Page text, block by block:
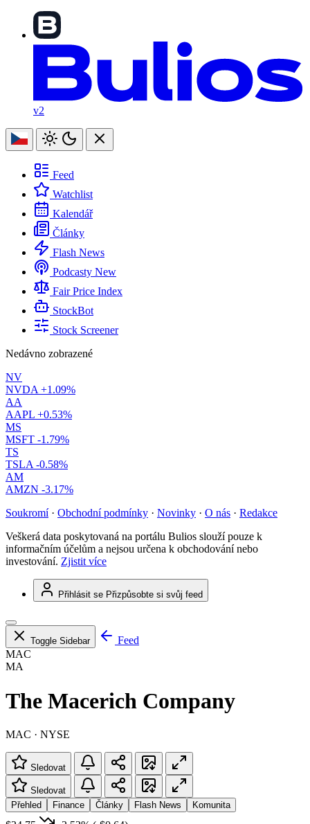
v2
Feed
Watchlist
Kalendář
Články
Flash News
Podcasty New
Fair Price Index
StockBot
Stock Screener
Nedávno zobrazené
NV
NVDA +1.09%
AA
AAPL +0.53%
MS
MSFT -1.79%
TS
TSLA -0.58%
AM
AMZN -3.17%
Soukromí · Obchodní podmínky · Novinky · O nás · Redakce
Veškerá data poskytovaná na portálu Bulios slouží pouze k
informačním účelům a nejsou určena k obchodování nebo
investování. Zjistit více
Přihlásit se Přizpůsobte si svůj feed
Toggle Sidebar
Feed
MAC
MA
The Macerich Company
MAC · NYSE
Sledovat
Sledovat
Přehled
Finance Články Flash News Komunita